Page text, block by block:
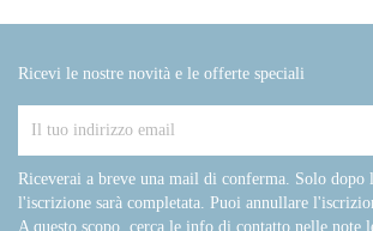
Ricevi le nostre novità e le offerte speciali
Riceverai a breve una mail di conferma. Solo dopo
l'iscrizione sarà completata. Puoi annullare
A questo scopo, cerca le info di contatto nelle note